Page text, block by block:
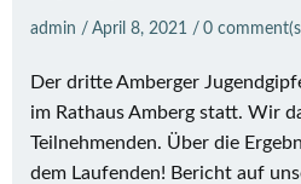
admin / April 8, 2021 / 0
Der dritte Amberger
im Rathaus Amberg statt. Wir
Teilnehmenden. Über die
dem Laufenden! Bericht auf